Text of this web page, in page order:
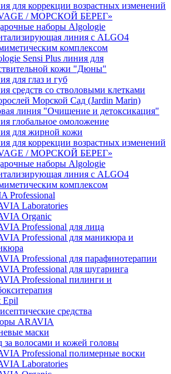
для коррекции возрастных изменений
/ МОРСКОЙ БЕРЕГ»
наборы Algologie
линия с ALGO4
комплексом
Sensi Plus линия для
кожи "Дюны"
для глаз и губ
средств со стволовыми клетками
Морской Сад (Jardin Marin)
линия "Очищение и детоксикация"
глобальное омоложение
для жирной кожи
для коррекции возрастных изменений
/ МОРСКОЙ БЕРЕГ»
наборы Algologie
линия с ALGO4
комплексом
Professional
Laboratories
Organic
Professional для лица
Professional для маникюра и
Professional для парафинотерапии
Professional для шугаринга
Professional пилинги и
Epil
средства
ARAVIA
маски
за волосами и кожей головы
Professional полимерные воски
Laboratories